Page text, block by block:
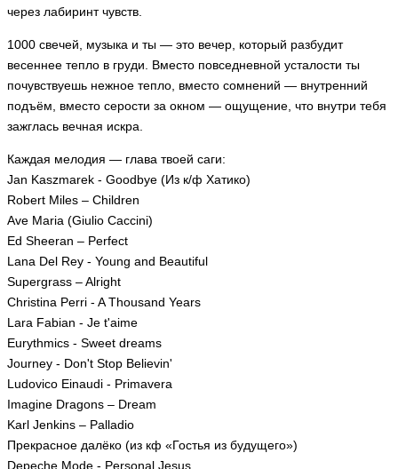
через лабиринт чувств.​
1000 свечей, музыка и ты — это вечер, который разбудит
весеннее тепло в груди. Вместо повседневной усталости ты
почувствуешь нежное тепло, вместо сомнений — внутренний
подъём, вместо серости за окном — ощущение, что внутри тебя
зажглась вечная искра.
Каждая мелодия — глава твоей саги:
Jan Kaszmarek - Goodbye (Из к/ф Хатико)
Robert Miles – Children
Ave Maria (Giulio Caccini)
Ed Sheeran – Perfect
Lana Del Rey - Young and Beautiful
Supergrass – Alright
Christina Perri - A Thousand Years
Lara Fabian - Je t'aime
Eurythmics - Sweet dreams
Journey - Don't Stop Believin'
Ludovico Einaudi - Primavera
Imagine Dragons – Dream
Karl Jenkins – Palladio
Прекрасное далёко (из кф «Гостья из будущего»)
Depeche Mode - Personal Jesus